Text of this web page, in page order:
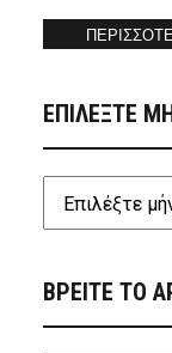
ΕΠΙΛΕΞΤΕ
ΒΡΕΙΤΕ ΤΟ